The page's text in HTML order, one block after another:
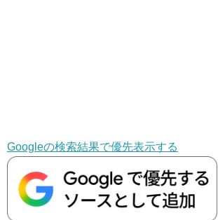
Googleの検索結果で優先表示する